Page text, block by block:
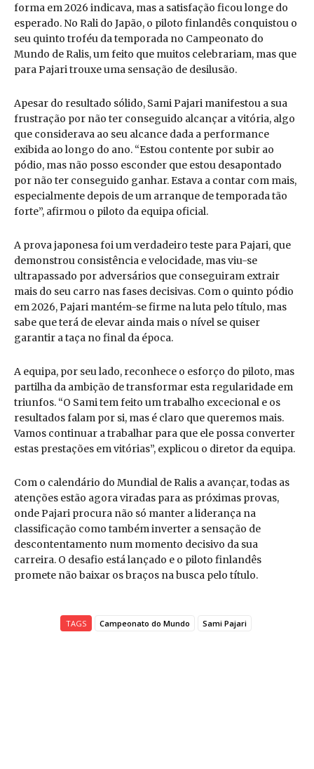
forma em 2026 indicava, mas a satisfação ficou longe do
esperado. No Rali do Japão, o piloto finlandês conquistou o
seu quinto troféu da temporada no Campeonato do
Mundo de Ralis, um feito que muitos celebrariam, mas que
para Pajari trouxe uma sensação de desilusão.
Apesar do resultado sólido, Sami Pajari manifestou a sua
frustração por não ter conseguido alcançar a vitória, algo
que considerava ao seu alcance dada a performance
exibida ao longo do ano. “Estou contente por subir ao
pódio, mas não posso esconder que estou desapontado
por não ter conseguido ganhar. Estava a contar com mais,
especialmente depois de um arranque de temporada tão
forte”, afirmou o piloto da equipa oficial.
A prova japonesa foi um verdadeiro teste para Pajari, que
demonstrou consistência e velocidade, mas viu-se
ultrapassado por adversários que conseguiram extrair
mais do seu carro nas fases decisivas. Com o quinto pódio
em 2026, Pajari mantém-se firme na luta pelo título, mas
sabe que terá de elevar ainda mais o nível se quiser
garantir a taça no final da época.
A equipa, por seu lado, reconhece o esforço do piloto, mas
partilha da ambição de transformar esta regularidade em
triunfos. “O Sami tem feito um trabalho excecional e os
resultados falam por si, mas é claro que queremos mais.
Vamos continuar a trabalhar para que ele possa converter
estas prestações em vitórias”, explicou o diretor da equipa.
Com o calendário do Mundial de Ralis a avançar, todas as
atenções estão agora viradas para as próximas provas,
onde Pajari procura não só manter a liderança na
classificação como também inverter a sensação de
descontentamento num momento decisivo da sua
carreira. O desafio está lançado e o piloto finlandês
promete não baixar os braços na busca pelo título.
TAGS Campeonato do Mundo Sami Pajari